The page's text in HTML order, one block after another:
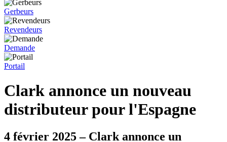
Gerbeurs
Revendeurs
Demande
Portail
Clark annonce un nouveau
distributeur pour l'Espagne
4 février 2025 – Clark annonce un